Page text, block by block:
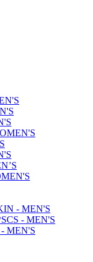
- MEN'S
- MEN'S
MEN'S